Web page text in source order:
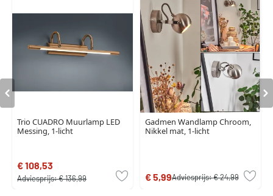
Trio CUADRO Muurlamp LED
Messing, 1-licht
€ 108,53
Adviesprijs:€ 136,99
Gadmen Wandlamp Chroom,
Nikkel mat, 1-licht
€ 5,99Adviesprijs:€ 24,99